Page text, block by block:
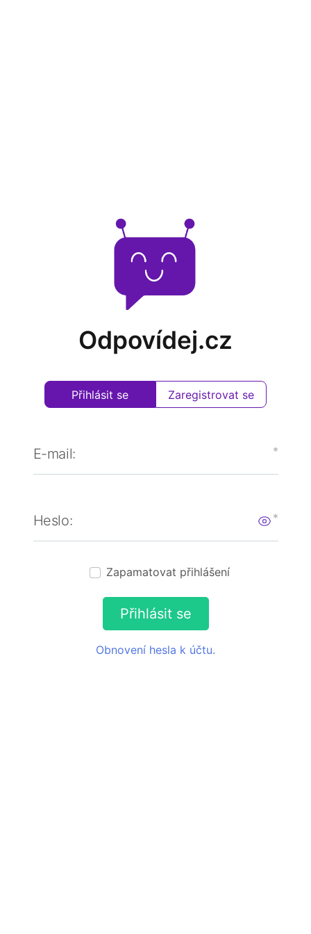
Odpovídej.cz
Přihlásit se Zaregistrovat se
E-mail:
Heslo:
Zapamatovat přihlášení
Obnovení hesla k účtu.